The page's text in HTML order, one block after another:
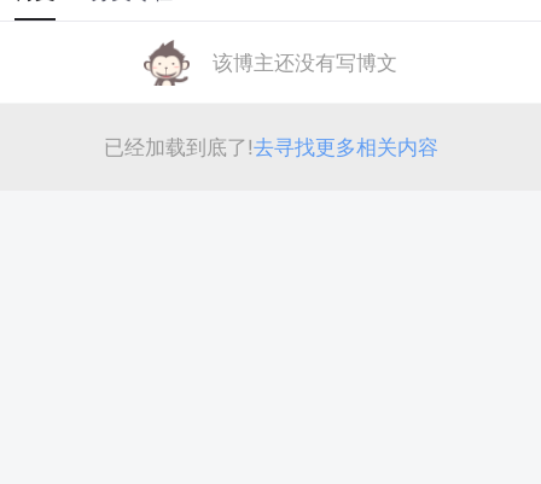
该博主还没有写博文
已经加载到底了!去寻找更多相关内容